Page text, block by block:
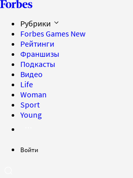
Рубрики
Forbes Games New
Рейтинги
Франшизы
Подкасты
Видео
Life
Woman
Sport
Young
Войти